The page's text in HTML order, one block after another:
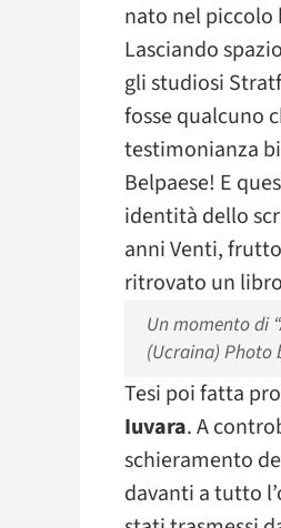
nato nel piccolo
Lasciando
gli studiosi
fosse qualcuno
testimonianza
Belpaese! E
identità dello
anni Venti,
ritrovato un
Un momento di
(Ucraina) Photo
Tesi poi fatta
Iuvara. A
schieramento
davanti a tutto